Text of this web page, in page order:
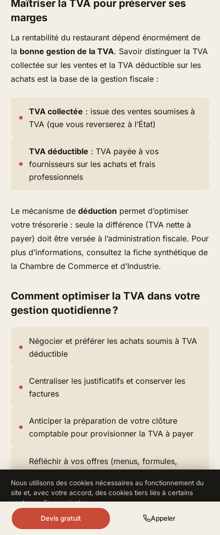
Maîtriser la TVA pour préserver ses
marges
La rentabilité du restaurant dépend énormément de
la bonne gestion de la TVA. Savoir distinguer la TVA
collectée sur les ventes et la TVA déductible sur les
achats est la base de la gestion fiscale :
TVA collectée : issue des ventes soumises à
TVA (que vous reverserez à l’État)
TVA déductible : TVA payée à vos
fournisseurs sur les achats et frais
professionnels
Le mécanisme dedéduction permet d’optimiser
votre trésorerie : seule la différence (TVA nette à
payer) doit être versée à l’administration fiscale. Pour
plus d’informations, consultez la fiche synthétique de
la Chambre de Commerce et d’Industrie.
Comment optimiser la TVA dans votre
gestion quotidienne ?
Négocier et préférer les achats soumis à TVA
déductible
Centraliser les justificatifs et conserver les
factures
Anticiper la préparation de votre clôture
comptable pour provisionner la TVA à payer
Réfléchir à vos offres (menus, formules,
TVA applicable
Devis gratuit Appeler
Nous utilisons des cookies nécessaires au fonctionnement du
site et, avec votre accord, des cookies tiers liés à certains
contenus.En savoir plus.
Refuser Accepter